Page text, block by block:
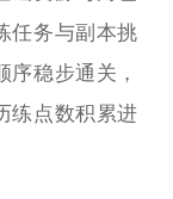
任务与副本挑
稳步通关，
练点数积累进